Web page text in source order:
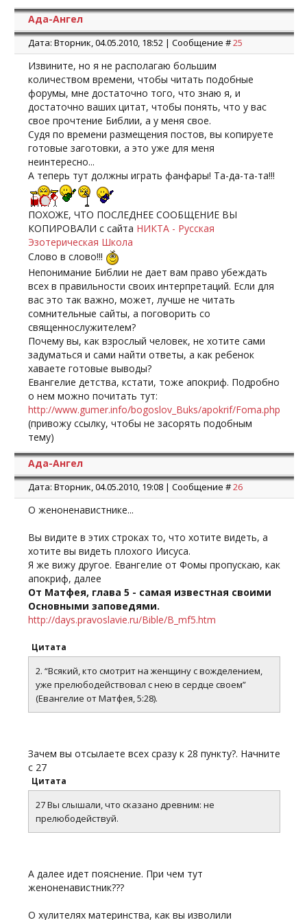
Ада-Ангел
Дата: Вторник, 04.05.2010, 18:52 | Сообщение #25
Извините, но я не располагаю большим
количеством времени, чтобы читать подобные
форумы, мне достаточно того, что знаю я, и
достаточно ваших цитат, чтобы понять, что у вас
свое прочтение Библии, а у меня свое.
Судя по времени размещения постов, вы копируете
готовые заготовки, а это уже для меня
неинтересно...
А теперь тут должны играть фанфары! Та-да-та-та!!!
ПОХОЖЕ, ЧТО ПОСЛЕДНЕЕ СООБЩЕНИЕ ВЫ
КОПИРОВАЛИ с сайта НИКТА - Русская
Эзотерическая Школа
Слово в слово!!!
Непонимание Библии не дает вам право убеждать
всех в правильности своих интерпретаций. Если для
вас это так важно, может, лучше не читать
сомнительные сайты, а поговорить со
священнослужителем?
Почему вы, как взрослый человек, не хотите сами
задуматься и сами найти ответы, а как ребенок
хаваете готовые выводы?
Евангелие детства, кстати, тоже апокриф. Подробно
о нем можно почитать тут:
http://www.gumer.info/bogoslov_Buks/apokrif/Foma.php
(привожу ссылку, чтобы не засорять подобным
тему)
Ада-Ангел
Дата: Вторник, 04.05.2010, 19:08 | Сообщение #26
О женоненавистнике...
Вы видите в этих строках то, что хотите видеть, а
хотите вы видеть плохого Иисуса.
Я же вижу другое. Евангелие от Фомы пропускаю, как
апокриф, далее
От Матфея, глава 5 - самая известная своими
Основными заповедями.
http://days.pravoslavie.ru/Bible/B_mf5.htm
Цитата
2. “Всякий, кто смотрит на женщину с вожделением,
уже прелюбодействовал с нею в сердце своем”
(Евангелие от Матфея, 5:28).
Зачем вы отсылаете всех сразу к 28 пункту?. Начните
с 27
Цитата
27 Вы слышали, что сказано древним: не
прелюбодействуй.
А далее идет пояснение. При чем тут
женоненавистник???
О хулителях материнства, как вы изволили